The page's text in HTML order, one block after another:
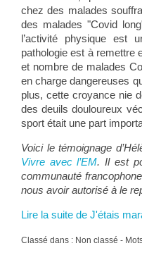
chez des malades
des malades "Covid
l’activité physique est
pathologie est à remettre
et nombre de malades
en charge dangereuses
plus, cette croyance nie
des deuils douloureux
sport était une part
Voici le témoignage
Vivre avec l’EM. Il est
communauté
nous avoir autorisé à le
Lire la suite de J'étais
Classé dans : Non classé -